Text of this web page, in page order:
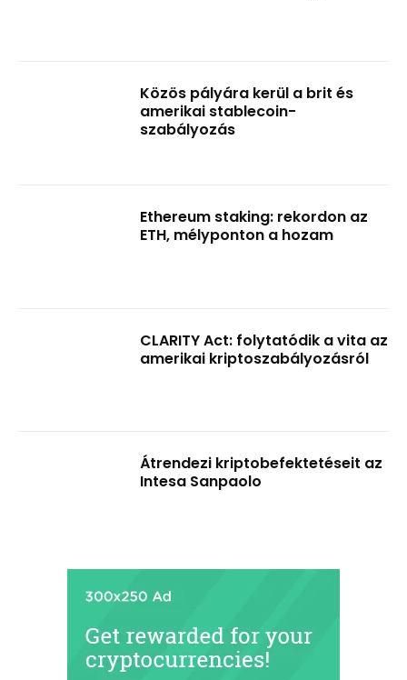
Közös pályára kerül a brit és
amerikai stablecoin-
szabályozás
Ethereum staking: rekordon az
ETH, mélyponton a hozam
CLARITY Act: folytatódik a vita az
amerikai kriptoszabályozásról
Átrendezi kriptobefektetéseit az
Intesa Sanpaolo